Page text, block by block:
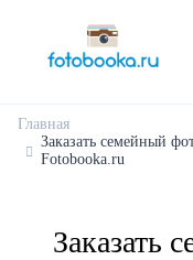
Главная
Заказать семейный
Fotobooka.ru
Заказать